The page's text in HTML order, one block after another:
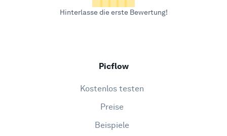
Hinterlasse die erste Bewertung!
Picflow
Kostenlos testen
Preise
Beispiele